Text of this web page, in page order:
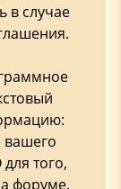
в случае
вашего
того,
форуме.